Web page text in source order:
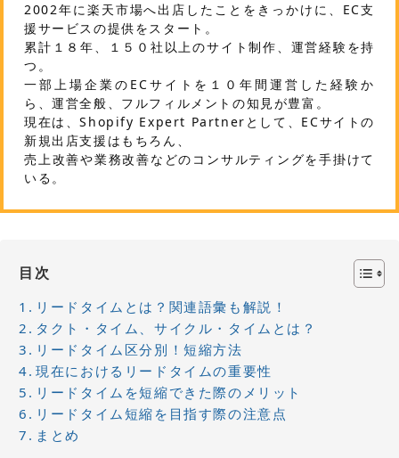
2002年に楽天市場へ出店したことをきっかけに、EC支
援サービスの提供をスタート。
累計１８年、１５０社以上のサイト制作、運営経験を持
つ。
一部上場企業のECサイトを１０年間運営した経験か
ら、運営全般、フルフィルメントの知見が豊富。
現在は、Shopify Expert Partnerとして、ECサイトの
新規出店支援はもちろん、
売上改善や業務改善などのコンサルティングを手掛けて
いる。
目次
リードタイムとは？関連語彙も解説！
タクト・タイム、サイクル・タイムとは？
リードタイム区分別！短縮方法
現在におけるリードタイムの重要性
リードタイムを短縮できた際のメリット
リードタイム短縮を目指す際の注意点
まとめ